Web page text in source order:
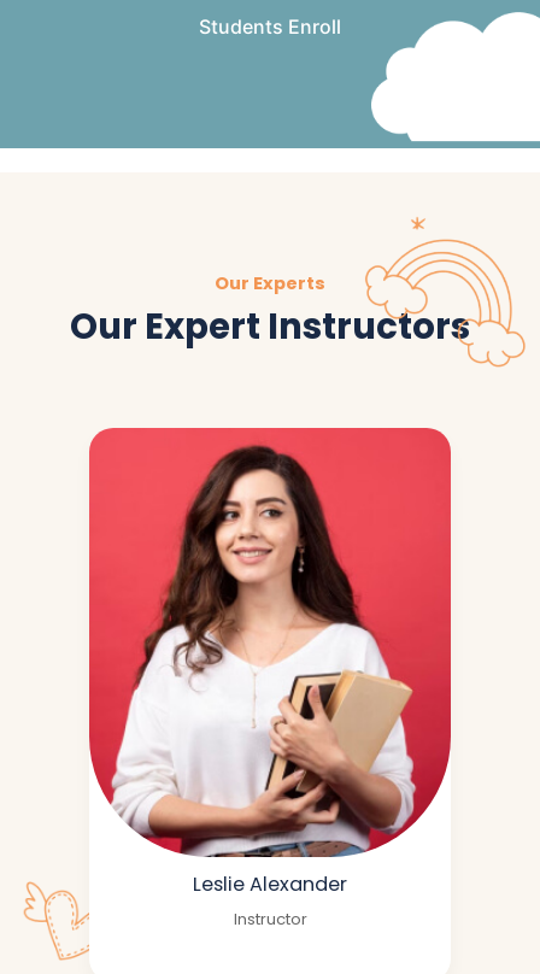
Students Enroll
Our Experts
Our Expert Instructors
Leslie Alexander
Instructor